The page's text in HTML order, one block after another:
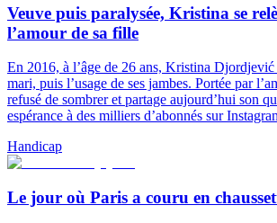
Veuve puis paralysée, Kristina se
l’amour de sa fille
En 2016, à l’âge de 26 ans, Kristina Djordjević
mari, puis l’usage de ses jambes. Portée par
refusé de sombrer et partage aujourd’hui son
espérance à des milliers d’abonnés sur
Handicap
Le jour où Paris a couru en